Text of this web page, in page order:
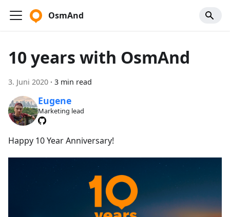
OsmAnd
10 years with OsmAnd
3. Juni 2020 · 3 min read
Eugene
Marketing lead
Happy 10 Year Anniversary!